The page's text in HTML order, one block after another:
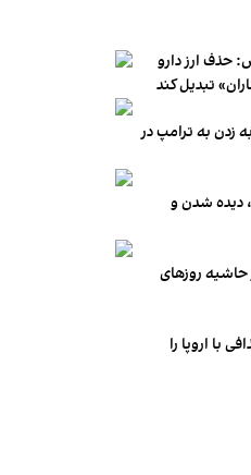
ارز دارو
زدن به ترامپ در
دیده شدن و
روزهای
با اروپا را